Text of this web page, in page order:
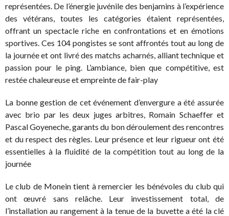
représentées. De l’énergie juvénile des benjamins à l’expérience
des vétérans, toutes les catégories étaient représentées,
offrant un spectacle riche en confrontations et en émotions
sportives. Ces 104 pongistes se sont affrontés tout au long de
la journée et ont livré des matchs acharnés, alliant technique et
passion pour le ping. L’ambiance, bien que compétitive, est
restée chaleureuse et empreinte de fair-play
La bonne gestion de cet événement d’envergure a été assurée
avec brio par les deux juges arbitres, Romain Schaeffer et
Pascal Goyeneche, garants du bon déroulement des rencontres
et du respect des règles. Leur présence et leur rigueur ont été
essentielles à la fluidité de la compétition tout au long de la
journée
Le club de Monein tient à remercier les bénévoles du club qui
ont œuvré sans relâche. Leur investissement total, de
l’installation au rangement à la tenue de la buvette a été la clé